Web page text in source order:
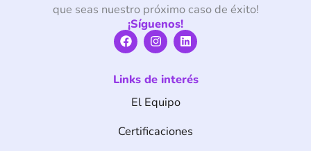
que seas nuestro próximo caso de éxito!
¡Síguenos!
F
a
c
b
I
n
s
a
r
m
L
i
n
k
e
Links de interés
El Equipo
Certificaciones